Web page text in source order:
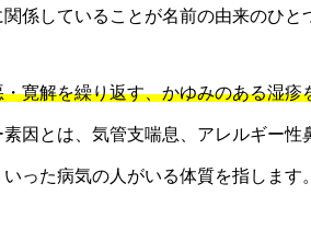
係していることが名前の由来のひと
・寛解を繰り返す、かゆみのある湿疹
因とは、気管支喘息、アレルギー性
った病気の人がいる体質を指します。